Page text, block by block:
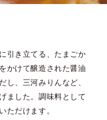
引き立てる、たまごか
かけて醸造された醤油
し、三河みりんなど、
ました。調味料として
ただけます。